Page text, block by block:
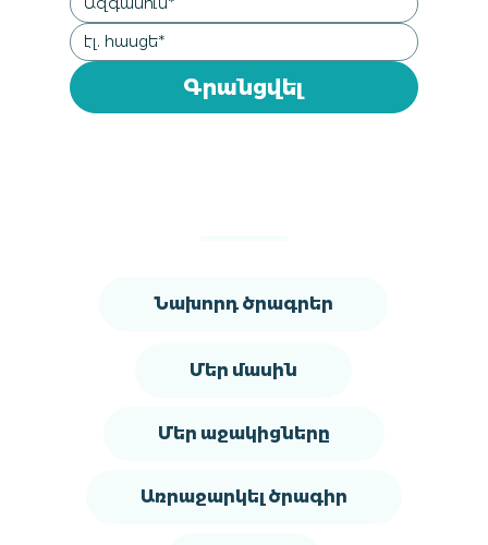
Առրաջարկել ծրագիր
Մեր աջակիցները
Մեր մասին
Նախորդ ծրագրեր
Գրանցվել